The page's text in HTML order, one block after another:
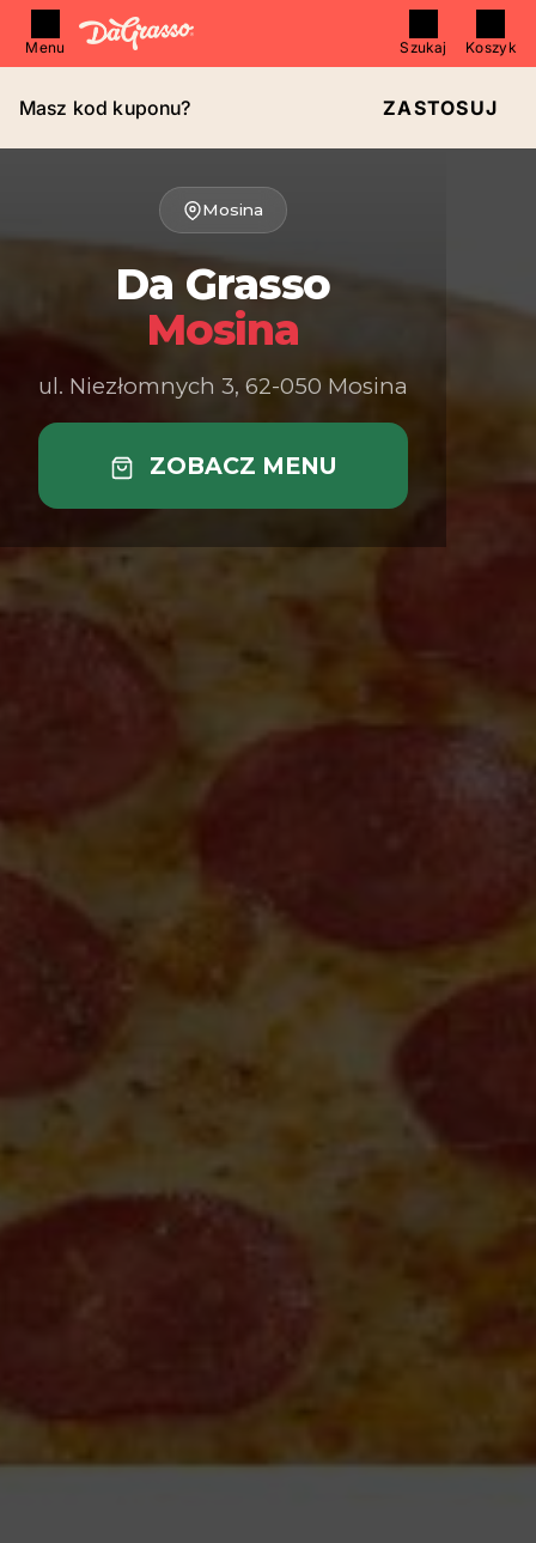
Menu Szukaj Koszyk
Masz kod kuponu? ZASTOSUJ
Mosina
Da Grasso
Mosina
ul. Niezłomnych 3, 62-050 Mosina
ZOBACZ MENU